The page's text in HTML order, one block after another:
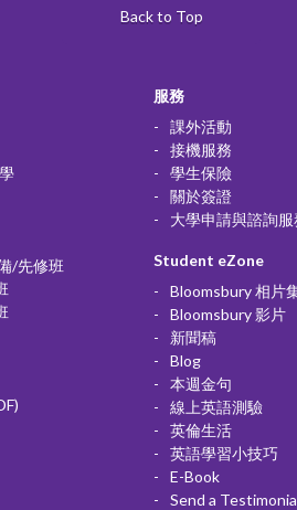
Back to Top
/先修班
服務
課外活動
接機服務
學生保險
關於簽證
大學申請與諮詢服
Student eZone
Bloomsbury 相片
Bloomsbury 影片
新聞稿
Blog
本週金句
線上英語測驗
英倫生活
英語學習小技巧
E-Book
Send a